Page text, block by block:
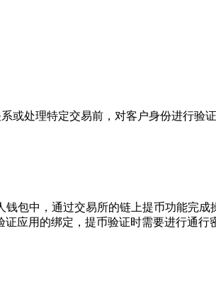
或处理特定交易前，对客户身份进行验
包中，通过交易所的链上提币功能完
应用的绑定，提币验证时需要进行通行